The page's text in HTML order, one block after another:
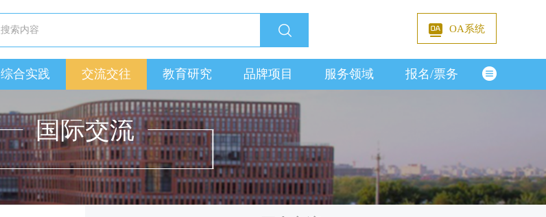
OA系统
综合实践 交流交往 教育研究 品牌项目 服务领域 报名/票务
国际交流
INFORMATIONS